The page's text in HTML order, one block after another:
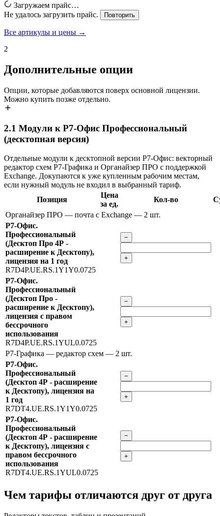
Загружаем прайс…
Не удалось загрузить прайс.
Повторить
Все артикулы и цены →
2
Дополнительные опции
Опции, которые добавляются поверх основной лицензии.
Можно купить позже отдельно.
2.1 Модули к Р7-Офис Профессиональный
(десктопная версия)
Отдельные модули к десктопной версии Р7-Офис: векторный
редактор схем Р7-Графика и Органайзер ПРО с поддержкой
Exchange. Докупаются к уже купленным рабочим местам,
если нужный модуль не входил в выбранный тариф.
Позиция
Цена
за ед.
Кол-во
Органайзер ПРО — почта с Exchange — 2 шт.
Р7-Офис.
Профессиональный
(Десктоп Про 4Р -
расширение к Десктопу),
лицензия на 1 год
R7D4P.UE.RS.1Y1Y0.0725
−
+
Р7-Офис.
Профессиональный
(Десктоп Про -
расширение к Десктопу),
лицензия с правом
бессрочного
использования
R7D4P.UE.RS.1YUL0.0725
−
+
Р7-Графика — редактор схем — 2 шт.
Р7-Офис.
Профессиональный
(Десктоп 4Р - расширение
к Десктопу), лицензия на
1 год
R7DT4.UE.RS.1Y1Y0.0725
−
+
Р7-Офис.
Профессиональный
(Десктоп 4Р - расширение
к Десктопу), лицензия с
правом бессрочного
использования
R7DT4.UE.RS.1YUL0.0725
−
+
Чем тарифы отличаются друг от друга